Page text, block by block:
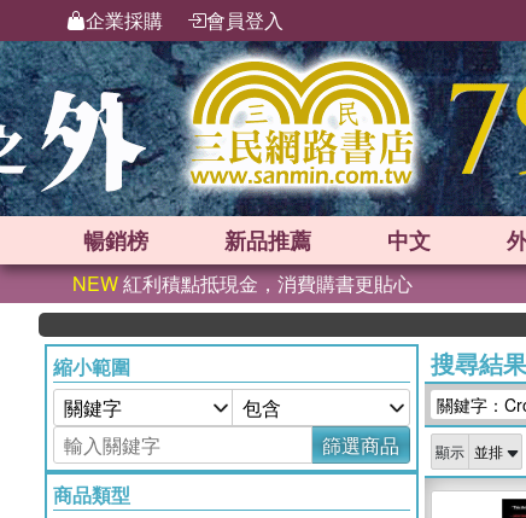
企業採購 會員登入
暢銷榜 新品推薦 中文
NEW紅利積點抵現金，消費購書更貼心
縮小範圍
篩選商品
商品類型
搜尋結
關鍵字：
顯示